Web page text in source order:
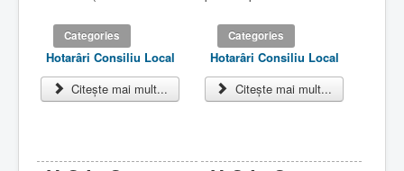
Categories
Hotarâri Consiliu Local
Citește mai mult...
Categories
Hotarâri Consiliu Local
Citește mai mult...